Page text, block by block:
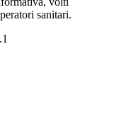
sanitari.